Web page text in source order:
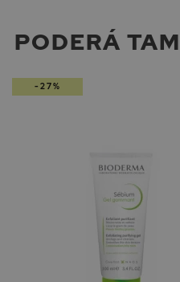
PODERÁ
-27%